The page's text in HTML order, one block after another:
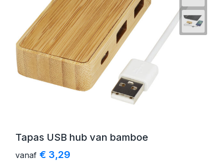
Tapas USB hub van bamboe
vanaf € 3,29